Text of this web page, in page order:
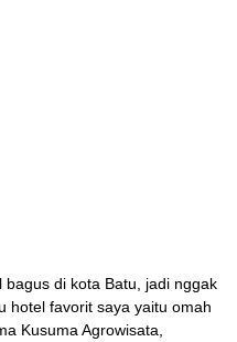
di kota Batu, jadi nggak
hotel favorit saya yaitu omah
Kusuma Agrowisata,